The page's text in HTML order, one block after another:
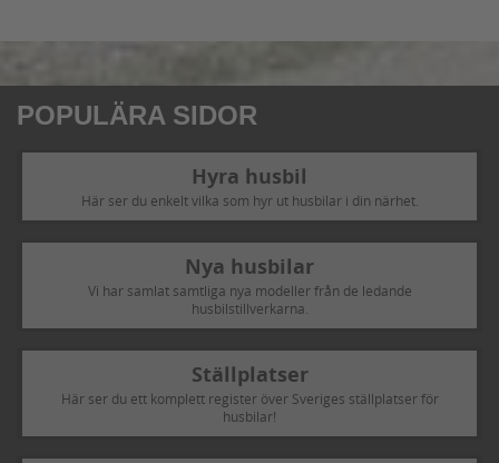
POPULÄRA SIDOR
Hyra husbil
Här ser du enkelt vilka som hyr ut husbilar i din närhet.
Nya husbilar
Vi har samlat samtliga nya modeller från de ledande
husbilstillverkarna.
Ställplatser
Här ser du ett komplett register över Sveriges ställplatser för
husbilar!